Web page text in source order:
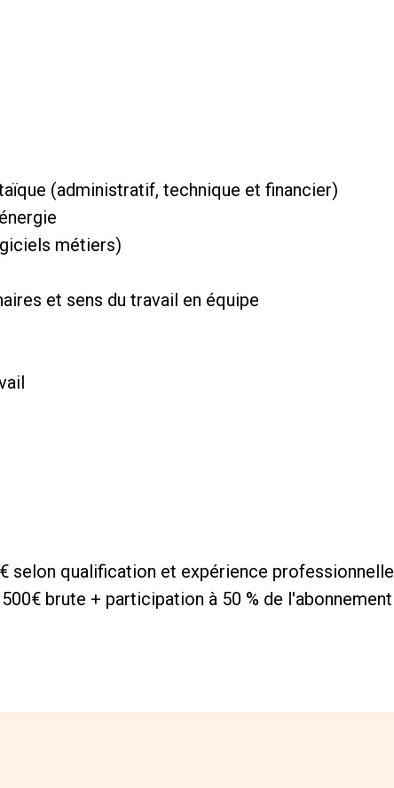
(administratif, technique et financier)
métiers)
et sens du travail en équipe
selon qualification et expérience professionnelle
brute + participation à 50 % de l'abonnement